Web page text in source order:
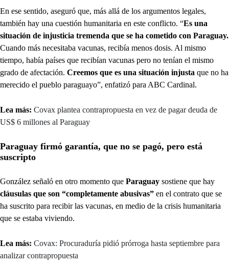
En ese sentido, aseguró que, más allá de los argumentos legales,
también hay una cuestión humanitaria en este conflicto. “Es una
situación de injusticia tremenda que se ha cometido con Paraguay.
Cuando más necesitaba vacunas, recibía menos dosis. Al mismo
tiempo, había países que recibían vacunas pero no tenían el mismo
grado de afectación. Creemos que es una situación injusta que no ha
merecido el pueblo paraguayo”, enfatizó para ABC Cardinal.
Lea más: Covax plantea contrapropuesta en vez de pagar deuda de
US$ 6 millones al Paraguay
Paraguay firmó garantía, que no se pagó, pero está
suscripto
González señaló en otro momento que Paraguay sostiene que hay
cláusulas que son “completamente abusivas” en el contrato que se
ha suscrito para recibir las vacunas, en medio de la crisis humanitaria
que se estaba viviendo.
Lea más: Covax: Procuraduría pidió prórroga hasta septiembre para
analizar contrapropuesta